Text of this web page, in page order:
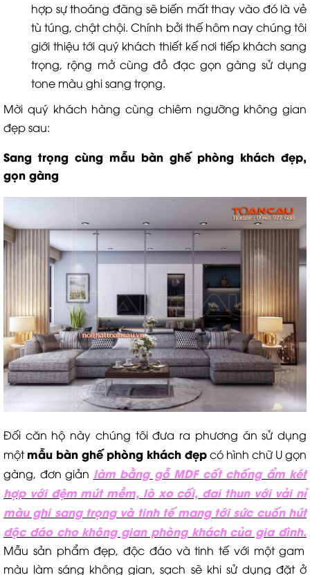
hợp sự thoáng đãng sẽ biến mất thay vào đó là vẻ
tù túng, chật chội. Chính bởi thế hôm nay chúng tôi
giới thiệu tới quý khách thiết kế nơi tiếp khách sang
trọng, rộng mở cùng đồ đạc gọn gàng sử dụng
tone màu ghi sang trọng.
Mời quý khách hàng cùng chiêm ngưỡng không gian
đẹp sau:
Sang trọng cùng mẫu bàn ghế phòng khách đẹp,
gọn gàng
Đối căn hộ này chúng tôi đưa ra phương án sử dụng
mộtmẫu bàn ghế phòng khách đẹpcó hình chữ U gọn
gàng, đơn giản làm bằng gỗ MDF cốt chống ẩm két
hợp với đệm mút mềm, lò xo cối, đai thun với vải nỉ
màu ghi sang trọng và tinh tế mang tới sức cuốn hút
độc đáo cho không gian phòng khách của gia đình.
Mẫu sản phẩm đẹp, độc đáo và tinh tế với một gam
màu làm sáng không gian, sạch sẽ khi sử dụng đặt ở